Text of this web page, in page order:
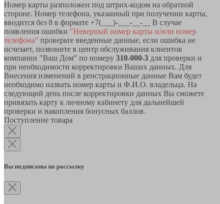
Номер карты разположен под штрих-кодом на обратной
стороне. Номер телефона, указанный при получении карты,
вводится без 8 в формате +7(___)-___-__-__ В случае
появления ошибки "Неверный номер карты и/или номер
телефона" проверьте введенные данные, если ошибка не
исчезает, позвоните в центр обслуживания клиентов
компании "Ваш Дом" по номеру 310-000-3 для проверки и
при необходимости корректировки Ваших данных. Для
Внесения изменений в реистрационные данные Вам будет
необходимо назвать номер карты и Ф.И.О. владельца. На
следующий день после корректировки данных Вы сможете
привязать карту к личному кабинету для дальнейшей
проверки и накопления бонусных баллов.
Поступление товара
Вы подписаны на рассылку